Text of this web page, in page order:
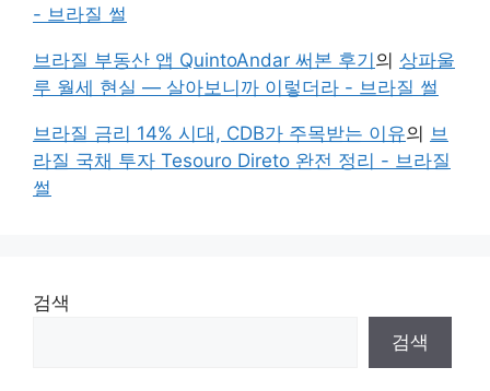
- 브라질 썰
브라질 부동산 앱 QuintoAndar 써본 후기 의 상파울
루 월세 현실 — 살아보니까 이렇더라 - 브라질 썰
브라질 금리 14% 시대, CDB가 주목받는 이유의 브
라질 국채 투자 Tesouro Direto 완전 정리 - 브라질
썰
검색
검색